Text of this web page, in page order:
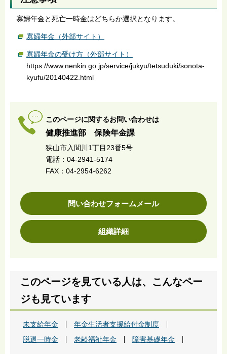
寡婦年金と死亡一時金はどちらか選択となります。
寡婦年金（外部サイト）
寡婦年金の受け方（外部サイト）
https://www.nenkin.go.jp/service/jukyu/tetsuduki/sonota-
kyufu/20140422.html
このページに関するお問い合わせは
健康推進部 保険年金課
狭山市入間川1丁目23番5号
電話：04-2941-5174
FAX：04-2954-6262
問い合わせフォームメール
組織詳細
このページを見ている人は、こんなペー
ジも見ています
未支給年金
年金生活者支援給付金制度
脱退一時金
老齢福祉年金 障害基礎年金